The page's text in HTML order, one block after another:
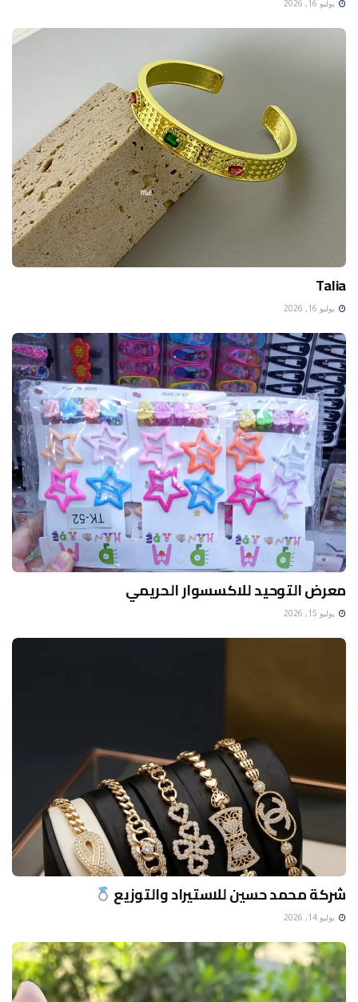
يوليو 16, 2026
Talia
يوليو 16, 2026
معرض التوحيد للاكسسوار الحريمي
يوليو 15, 2026
شركة محمد حسين للاستيراد والتوزيع
يوليو 14, 2026